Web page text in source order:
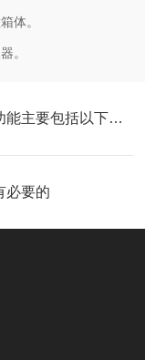
体。
。
零下八十度超低温冰箱的功能主要包括以下几个方面
必要的